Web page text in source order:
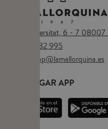
Plaça Universitat, 6 - 7 08007
673 482 995
eshop@lamallorquina.es
DESCARGAR APP